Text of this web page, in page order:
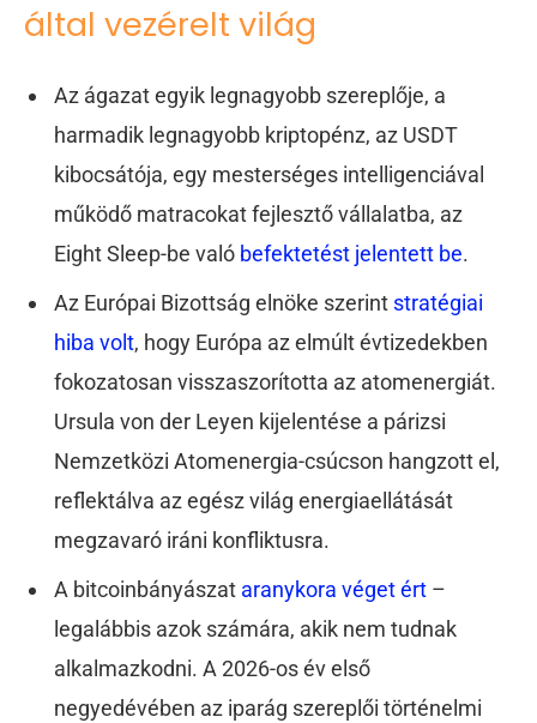
által vezérelt világ
Az ágazat egyik legnagyobb szereplője, a
harmadik legnagyobb kriptopénz, az USDT
kibocsátója, egy mesterséges intelligenciával
működő matracokat fejlesztő vállalatba, az
Eight Sleep-be való befektetést jelentett be.
Az Európai Bizottság elnöke szerint stratégiai
hiba volt, hogy Európa az elmúlt évtizedekben
fokozatosan visszaszorította az atomenergiát.
Ursula von der Leyen kijelentése a párizsi
Nemzetközi Atomenergia-csúcson hangzott el,
reflektálva az egész világ energiaellátását
megzavaró iráni konfliktusra.
A bitcoinbányászat aranykora véget ért –
legalábbis azok számára, akik nem tudnak
alkalmazkodni. A 2026-os év első
negyedévében az iparág szereplői történelmi